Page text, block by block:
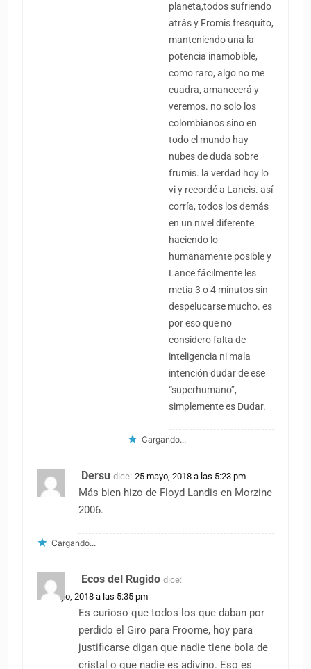
planeta,todos sufriendo
atrás y Fromis fresquito,
manteniendo una la
potencia inamobible,
como raro, algo no me
cuadra, amanecerá y
veremos. no solo los
colombianos sino en
todo el mundo hay
nubes de duda sobre
frumis. la verdad hoy lo
vi y recordé a Lancis. así
corría, todos los demás
en un nivel diferente
haciendo lo
humanamente posible y
Lance fácilmente les
metía 3 o 4 minutos sin
despelucarse mucho. es
por eso que no
considero falta de
inteligencia ni mala
intención dudar de ese
“superhumano”,
simplemente es Dudar.
Cargando...
Dersu dice: 25 mayo, 2018 a las 5:23 pm
Más bien hizo de Floyd Landis en Morzine
2006.
Cargando...
Ecos del Rugido dice:
25 mayo, 2018 a las 5:35 pm
Es curioso que todos los que daban por
perdido el Giro para Froome, hoy para
justificarse digan que nadie tiene bola de
cristal o que nadie es adivino. Eso es